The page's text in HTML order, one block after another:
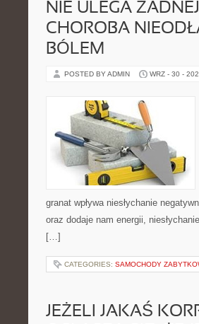
NIE ULEGA
CHOROBA
BÓLEM
POSTED BY ADMIN WRZ - 30 -
granat wpływa niesłychanie
oraz dodaje nam energii,
[…]
CATEGORIES: SAMOCHODY
JEŻELI JAKAŚ